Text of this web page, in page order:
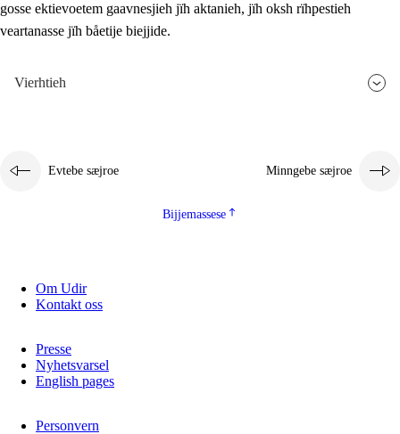
gosse ektievoetem gaavnesjieh jïh aktanieh, jïh oksh rïhpestieh
veartanasse jïh båetije biejjide.
Vierhtieh
Evtebe sæjroe Minngebe sæjroe
Bijjemassese
Om Udir
Kontakt oss
Presse
Nyhetsvarsel
English pages
Personvern